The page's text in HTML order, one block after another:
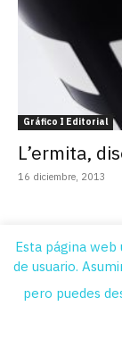
Gráfico I Editorial
L’ermita,
16 diciembre, 2013
Quiénes Somos
© DissenyCV ©
Esta página
de usuario.
pero puedes